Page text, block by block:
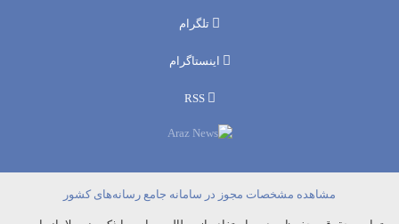
تلگرام
اینستاگرام
RSS
مشاهده مشخصات مجوز در سامانه جامع رسانه‌های کشور